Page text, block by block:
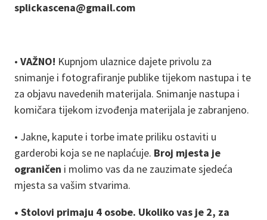
splickascena@gmail.com
• VAŽNO! Kupnjom ulaznice dajete privolu za
snimanje i fotografiranje publike tijekom nastupa i te
za objavu navedenih materijala. Snimanje nastupa i
komičara tijekom izvođenja materijala je zabranjeno.
• Jakne, kapute i torbe imate priliku ostaviti u
garderobi koja se ne naplaćuje. Broj mjesta je
ograničen i molimo vas da ne zauzimate sjedeća
mjesta sa vašim stvarima.
• Stolovi primaju 4 osobe. Ukoliko vas je 2, za